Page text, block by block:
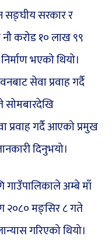
सङ्घीय सरकार र
करोड १० लाख ९९
भएको थियो।
सेवा प्रवाह गर्दै
प्रवाह गर्दै आएको प्रमुख
दिनुभयो।
गाउँपालिकाले अम्बे माँ
२०८० मङ्सिर ८ गते
गरिएको थियो।